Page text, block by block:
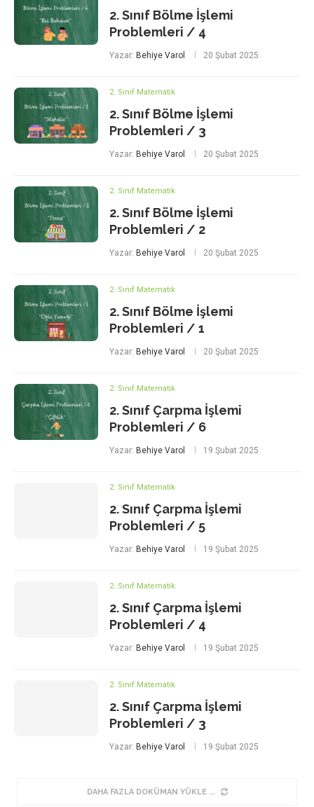
2. Sınıf Bölme İşlemi
Problemleri / 4
Yazar: Behiye Varol 20 Şubat 2025
2. Sınıf Matematik
2. Sınıf Bölme İşlemi
Problemleri / 3
Yazar: Behiye Varol 20 Şubat 2025
2. Sınıf Matematik
2. Sınıf Bölme İşlemi
Problemleri / 2
Yazar: Behiye Varol 20 Şubat 2025
2. Sınıf Matematik
2. Sınıf Bölme İşlemi
Problemleri / 1
Yazar: Behiye Varol 20 Şubat 2025
2. Sınıf Matematik
2. Sınıf Çarpma İşlemi
Problemleri / 6
Yazar: Behiye Varol 19 Şubat 2025
2. Sınıf Matematik
2. Sınıf Çarpma İşlemi
Problemleri / 5
Yazar: Behiye Varol 19 Şubat 2025
2. Sınıf Matematik
2. Sınıf Çarpma İşlemi
Problemleri / 4
Yazar: Behiye Varol 19 Şubat 2025
2. Sınıf Matematik
2. Sınıf Çarpma İşlemi
Problemleri / 3
Yazar: Behiye Varol 19 Şubat 2025
DAHA FAZLA DOKÜMAN YÜKLE